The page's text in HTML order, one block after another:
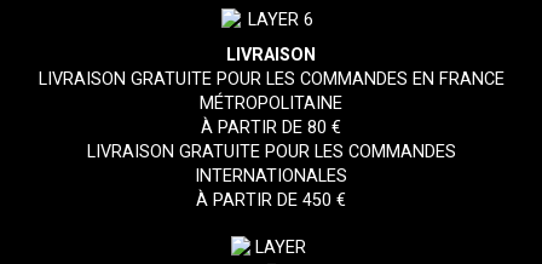
LIVRAISON
LIVRAISON GRATUITE POUR LES COMMANDES EN FRANCE
MÉTROPOLITAINE
À PARTIR DE 80 €
LIVRAISON GRATUITE POUR LES COMMANDES
INTERNATIONALES
À PARTIR DE 450 €